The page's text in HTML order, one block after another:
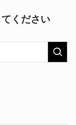
ください